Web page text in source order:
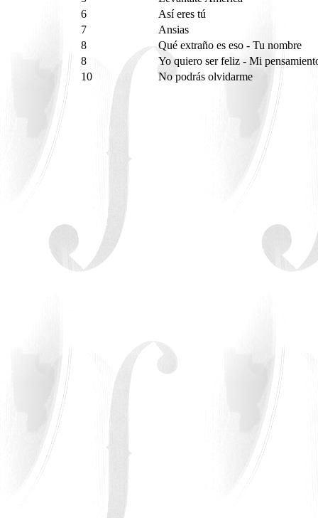
6
Así eres tú
7
Ansias
8
Qué extraño es eso - Tu nombre
8
Yo quiero ser feliz - Mi
10
No podrás olvidarme